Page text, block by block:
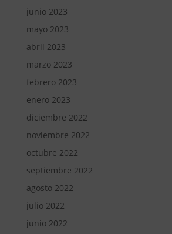
junio 2023
mayo 2023
abril 2023
marzo 2023
febrero 2023
enero 2023
diciembre 2022
noviembre 2022
octubre 2022
septiembre 2022
agosto 2022
julio 2022
junio 2022